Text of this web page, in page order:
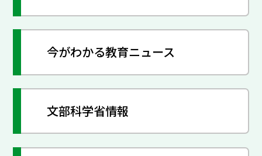
今がわかる教育ニュース
文部科学省情報